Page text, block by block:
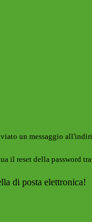
un messaggio
il reset della password
di posta elettronica!